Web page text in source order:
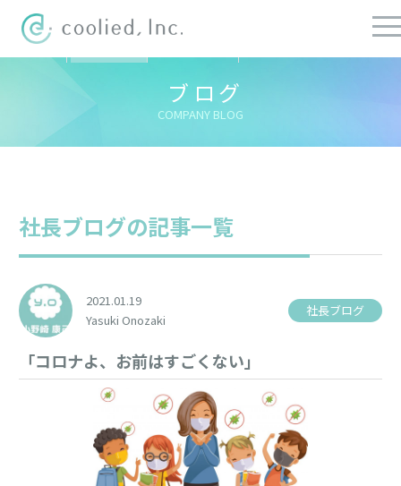
ブログ
COMPANY BLOG
ての記事
社長ブログの記事一覧
2021.01.19
Yasuki Onozaki
社長ブログ
「コロナよ、お前はすごくない」